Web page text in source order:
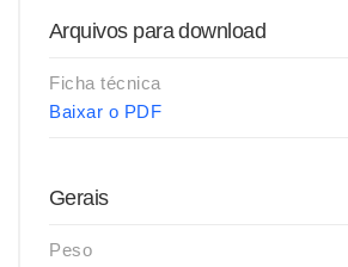
Arquivos para download
Ficha técnica
Baixar o PDF
Gerais
Peso